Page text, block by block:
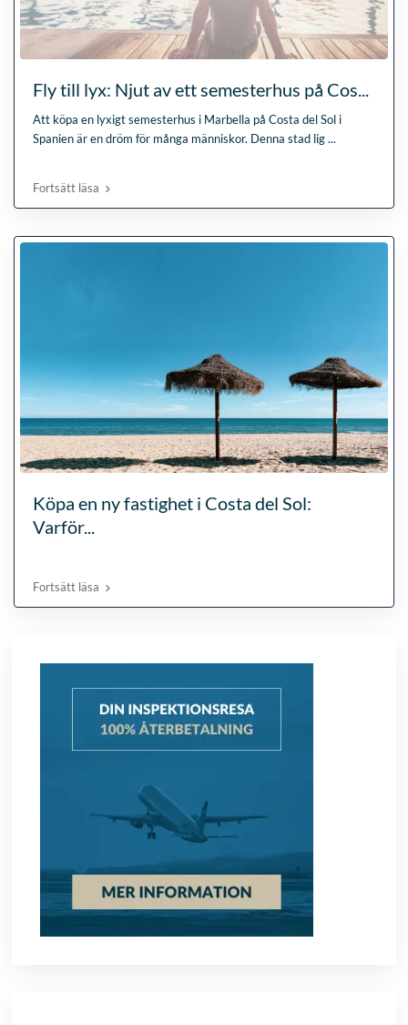
Fly till lyx: Njut av ett semesterhus på Cos...
Att köpa en lyxigt semesterhus i Marbella på Costa del Sol i
Spanien är en dröm för många människor. Denna stad lig...
Fortsätt läsa
Köpa en ny fastighet i Costa del Sol:
Varför...
Fortsätt läsa